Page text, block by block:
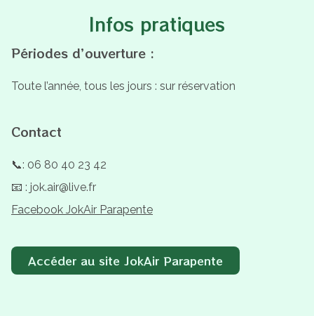
Infos pratiques
Périodes d’ouverture :
Toute l’année, tous les jours : sur réservation
Contact
📞: 06 80 40 23 42
📧 : jok.air@live.fr
Facebook JokAir Parapente
Accéder au site JokAir Parapente